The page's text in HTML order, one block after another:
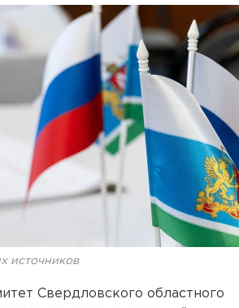
источников
Свердловского областного